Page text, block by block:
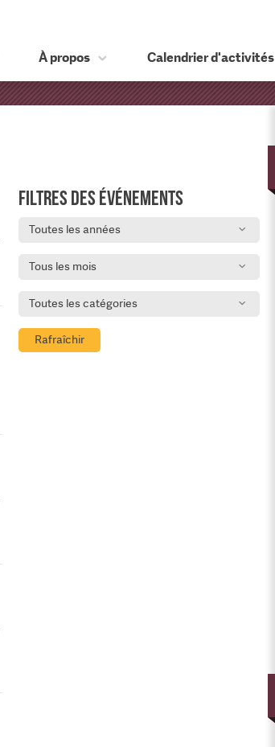
À propos Calendrier d'activités
Filtres des événements
Toutes les années
Tous les mois
Toutes les catégories
Rafraîchir